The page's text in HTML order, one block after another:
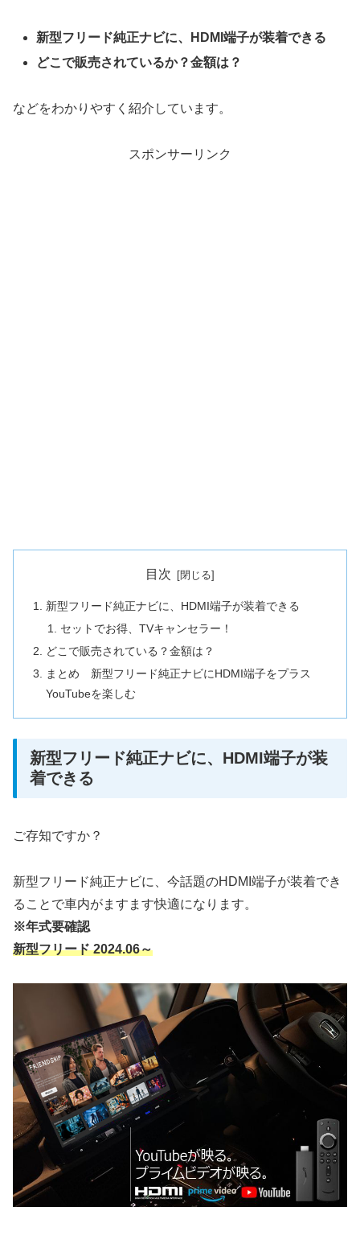
新型フリード純正ナビに、HDMI端子が装着できる
どこで販売されているか？金額は？
などをわかりやすく紹介しています。
スポンサーリンク
目次
新型フリード純正ナビに、HDMI端子が装着できる
セットでお得、TVキャンセラー！
どこで販売されている？金額は？
まとめ 新型フリード純正ナビにHDMI端子をプラス
YouTubeを楽しむ
新型フリード純正ナビに、HDMI端子が装
着できる
ご存知ですか？
新型フリード純正ナビに、今話題のHDMI端子が装着でき
ることで車内がますます快適になります。
※年式要確認
新型フリード 2024.06～